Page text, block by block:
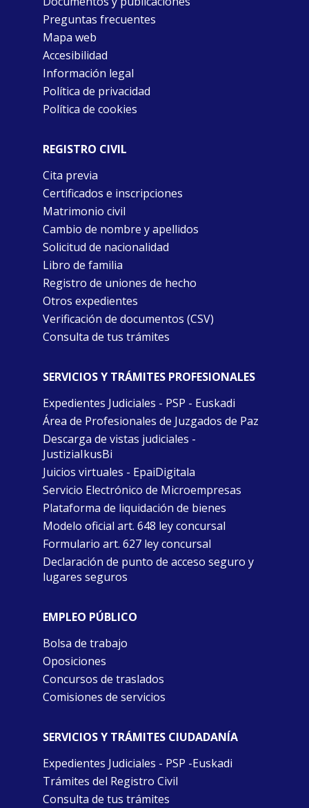
Preguntas frecuentes
Mapa web
Accesibilidad
Información legal
Política de privacidad
Política de cookies
REGISTRO CIVIL
Cita previa
Certificados e inscripciones
Matrimonio civil
Cambio de nombre y apellidos
Solicitud de nacionalidad
Libro de familia
Registro de uniones de hecho
Otros expedientes
Verificación de documentos (CSV)
Consulta de tus trámites
SERVICIOS Y TRÁMITES PROFESIONALES
Expedientes Judiciales - PSP - Euskadi
Área de Profesionales de Juzgados de Paz
Descarga de vistas judiciales -
JustiziaIkusBi
Juicios virtuales - EpaiDigitala
Servicio Electrónico de Microempresas
Plataforma de liquidación de bienes
Modelo oficial art. 648 ley concursal
Formulario art. 627 ley concursal
Declaración de punto de acceso seguro y
lugares seguros
EMPLEO PÚBLICO
Bolsa de trabajo
Oposiciones
Concursos de traslados
Comisiones de servicios
SERVICIOS Y TRÁMITES CIUDADANÍA
Expedientes Judiciales - PSP -Euskadi
Trámites del Registro Civil
Consulta de tus trámites